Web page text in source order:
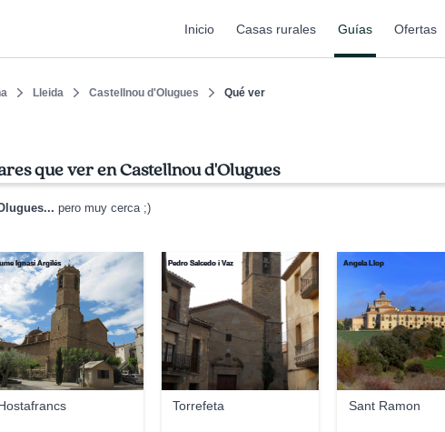
Inicio Casas rurales Guías Ofertas
Lleida Castellnou d'Olugues Qué ver
que ver en Castellnou d'Olugues
pero muy cerca ;)
Ignasi Argilés
Torrefeta
Pedro Salcedo i Vaz
Sant Ramon
Angela Llop